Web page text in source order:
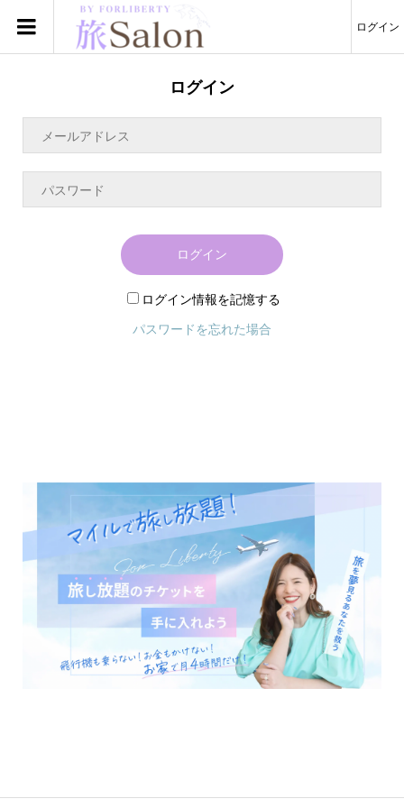
ログイン
ログイン
ログイン
ログイン情報を記憶する
パスワードを忘れた場合